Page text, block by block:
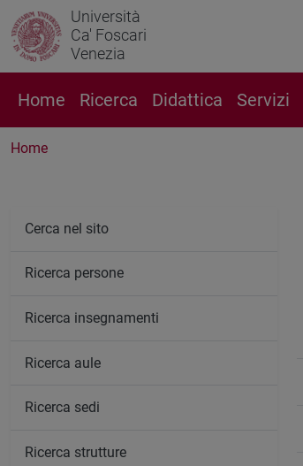
Università
Ca' Foscari
Venezia
Home Ricerca Didattica Servizi
Home
Cerca nel sito
Ricerca persone
Ricerca insegnamenti
Ricerca aule
Ricerca sedi
Ricerca strutture